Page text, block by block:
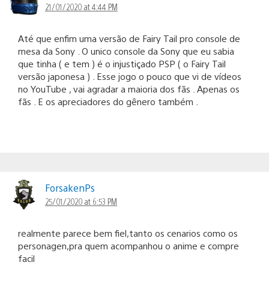
21/01/2020 at 4:44 PM
Até que enfim uma versão de Fairy Tail pro console de
mesa da Sony . O unico console da Sony que eu sabia
que tinha ( e tem ) é o injustiçado PSP ( o Fairy Tail
versão japonesa ) . Esse jogo o pouco que vi de vídeos
no YouTube , vai agradar a maioria dos fãs . Apenas os
fãs . E os apreciadores do gênero também .
ForsakenPs
25/01/2020 at 6:53 PM
realmente parece bem fiel,tanto os cenarios como os
personagen,pra quem acompanhou o anime e compre
facil